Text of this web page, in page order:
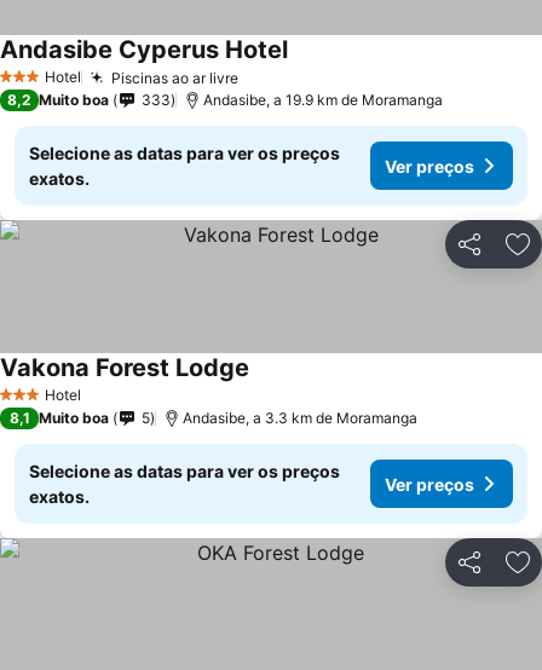
3 EstrelasHotel Piscinas ao ar livreVer preços
Andasibe Cyperus HotelVer preços
8,2 Muito boa 333 Andasibe, a 19.9 km de Moramanga
Selecione as datas para ver os preços
exatos.
Ver preços
Partilhar
3 EstrelasHotel
Vakona Forest Lodge
8,1 Muito boa 5 Andasibe, a 3.3 km de Moramanga
Selecione as datas para ver os preços
exatos.
Ver preços
Partilhar